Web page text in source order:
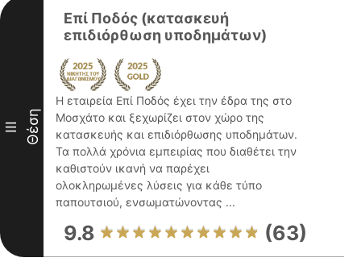
III Θέση
Επί Ποδός (κατασκευή
επιδιόρθωση υποδημάτων)
Η εταιρεία Επί Ποδός έχει την έδρα της στο
Μοσχάτο και ξεχωρίζει στον χώρο της
κατασκευής και επιδιόρθωσης υποδημάτων.
Τα πολλά χρόνια εμπειρίας που διαθέτει την
καθιστούν ικανή να παρέχει
ολοκληρωμένες λύσεις για κάθε τύπο
παπουτσιού, ενσωματώνοντας ...
9.8 (63)